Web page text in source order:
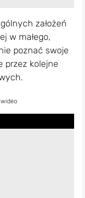
założeń
w małego,
poznać swoje
przez kolejne